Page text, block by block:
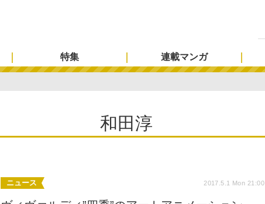
特集 連載マンガ
和田淳
ニュース 2017.5.1 Mon 21:00